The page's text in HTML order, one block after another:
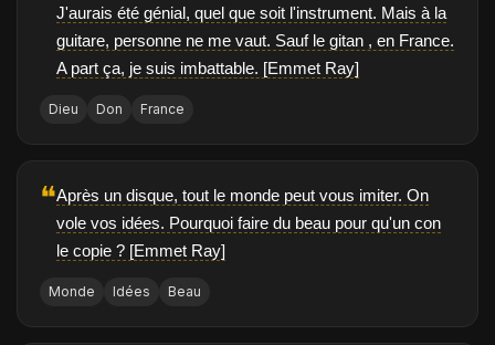
J'aurais été génial, quel que soit l'instrument. Mais à la
guitare, personne ne me vaut. Sauf le gitan , en France.
A part ça, je suis imbattable. [Emmet Ray]
Dieu Don France
❝Après un disque, tout le monde peut vous imiter. On
vole vos idées. Pourquoi faire du beau pour qu'un con
le copie ? [Emmet Ray]
Monde Idées Beau